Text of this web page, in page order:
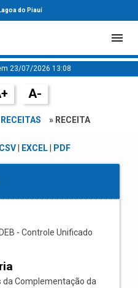
do Piauí
23/07/2026 13:08
A-
RECEITAS » RECEITA
CSV| EXCEL| PDF
- Controle Unificado
Complementação da